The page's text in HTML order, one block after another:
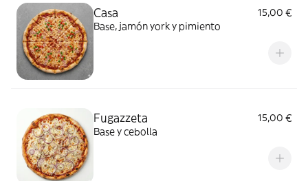
Casa
15,00 €
Base, jamón york y pimiento
Fugazzeta
15,00 €
Base y cebolla